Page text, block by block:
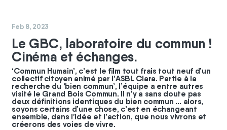
#commun
Feb 8, 2023
Le GBC, laboratoire du commun !
Cinéma et échanges.
‘Commun Humain’, c’est le film tout frais tout neuf d’un
collectif citoyen animé par l’ASBL Clara. Partie à la
recherche du ‘bien commun’, l’équipe a entre autres
visité le Grand Bois Commun. Il n’y a sans doute pas
deux définitions identiques du bien commun … alors,
soyons certains d’une chose, c’est en échangeant
ensemble, dans l’idée et l’action, que nous vivrons et
créerons des voies de vivre.